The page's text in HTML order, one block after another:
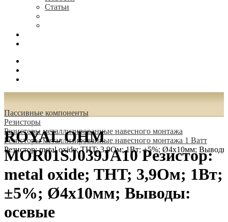
Статьи
Пассивные компоненты
Резисторы
Резисторы металлизированные навесного монтажа
Резисторы металлизированные навесного монтажа 1 Ватт
Резистор: metal oxide; THT; 3,9Ом; 1Вт; ±5%; Ø4x10мм;
ROYAL OHM
MOR01SJ039JA10 Резистор:
metal oxide; THT; 3,9Ом; 1Вт;
±5%; Ø4x10мм; Выводы:
осевые